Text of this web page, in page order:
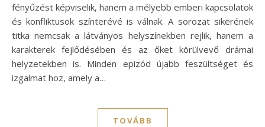
fényűzést képviselik, hanem a mélyebb emberi kapcsolatok
és konfliktusok színterévé is válnak. A sorozat sikerének
titka nemcsak a látványos helyszínekben rejlik, hanem a
karakterek fejlődésében és az őket körülvevő drámai
helyzetekben is. Minden epizód újabb feszültséget és
izgalmat hoz, amely a…
TOVÁBB